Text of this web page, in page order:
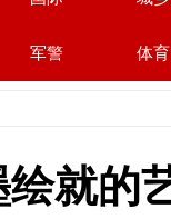
军警 体育
就的